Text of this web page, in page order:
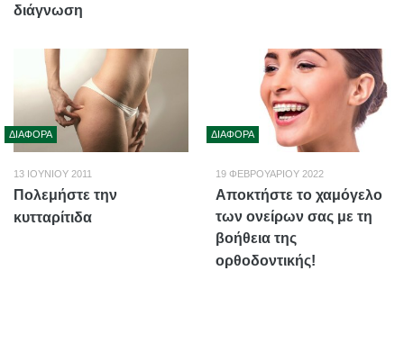
διάγνωση
ΔΙΆΦΟΡΑ
13 ΙΟΥΝΊΟΥ 2011
Πολεμήστε την
κυτταρίτιδα
ΔΙΆΦΟΡΑ
19 ΦΕΒΡΟΥΑΡΊΟΥ 2022
Αποκτήστε το χαμόγελο
των ονείρων σας με τη
βοήθεια της
ορθοδοντικής!